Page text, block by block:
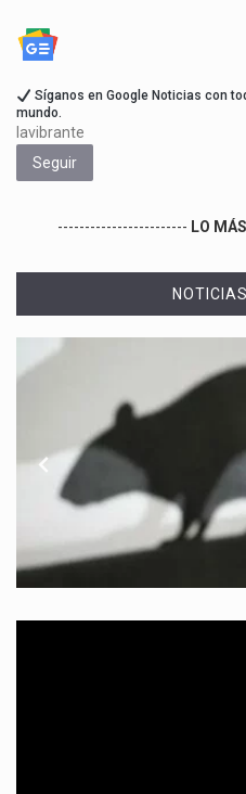
Síganos en Google Noticias con
mundo.
lavibrante
Seguir
------------------------ LO